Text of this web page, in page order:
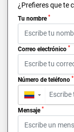
¿Prefieres que te
Tu nombre *
Correo electrónico *
Número de teléfono *
▼
Mensaje *